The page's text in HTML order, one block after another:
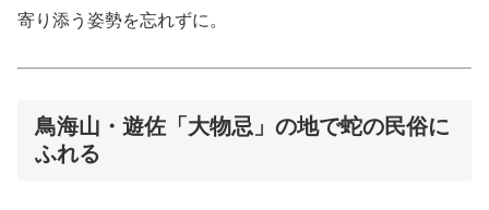
寄り添う姿勢を忘れずに。
鳥海山・遊佐「大物忌」の地で蛇の民俗に
ふれる